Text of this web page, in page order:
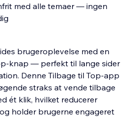
med alle temaer — ingen
brugeroplevelse med en
knap — perfekt til lange sider
Denne Tilbage til Top-app
straks at vende tilbage
ét klik, hvilket reducerer
holder brugerne engageret